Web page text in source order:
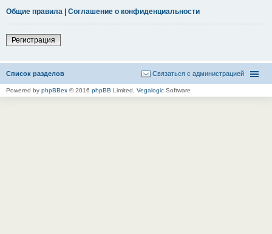
Общие правила | Соглашение о конфиденциальности
Регистрация
Список разделов Связаться с администрацией
Powered by phpBBex © 2016 phpBB Limited, Vegalogic Software